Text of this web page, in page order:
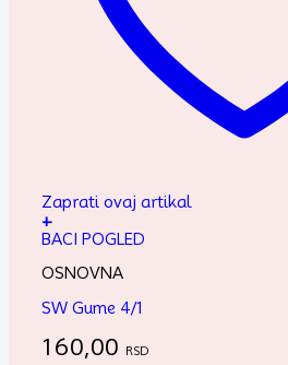
Zaprati ovaj artikal
+
BACI POGLED
OSNOVNA
SW Gume 4/1
160,00 RSD